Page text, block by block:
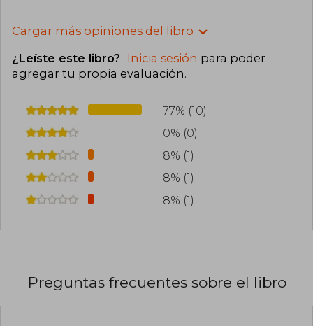
Cargar más opiniones del libro
¿Leíste este libro? Inicia sesión para poder
agregar tu propia evaluación.
77% (10)
0% (0)
8% (1)
8% (1)
8% (1)
Preguntas frecuentes sobre el libro